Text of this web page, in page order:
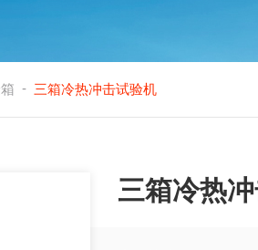
- 三箱冷热冲击试验机
三箱冷热